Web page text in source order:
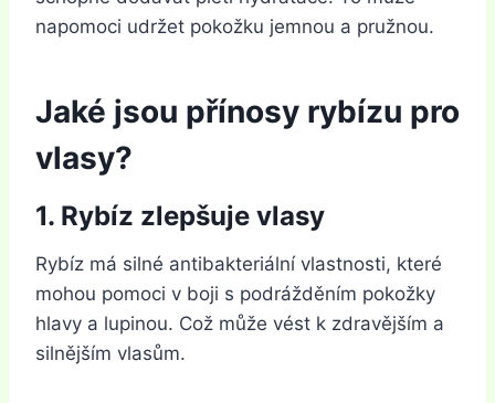
napomoci udržet pokožku jemnou a pružnou.
Jaké jsou přínosy rybízu pro
vlasy?
1. Rybíz zlepšuje vlasy
Rybíz má silné antibakteriální vlastnosti, které
mohou pomoci v boji s podrážděním pokožky
hlavy a lupinou. Což může vést k zdravějším a
silnějším vlasům.